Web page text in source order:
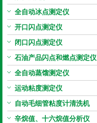
全自动冰点测定仪
开口闪点测定仪
闭口闪点测定仪
石油产品闪点和燃点测定仪
全自动蒸馏测定仪
运动粘度测定仪
自动毛细管粘度计清洗机
辛烷值、十六烷值分析仪